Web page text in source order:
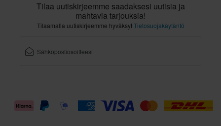
Tilaa uutiskirjeemme saadaksesi uutisia ja
mahtavia tarjouksia!
Tilaamalla uutiskirjeemme hyväksytTietosuojakäytäntö